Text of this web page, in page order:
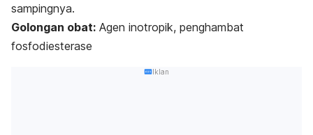
sampingnya.
Golongan obat: Agen inotropik, penghambat
fosfodiesterase
Iklan